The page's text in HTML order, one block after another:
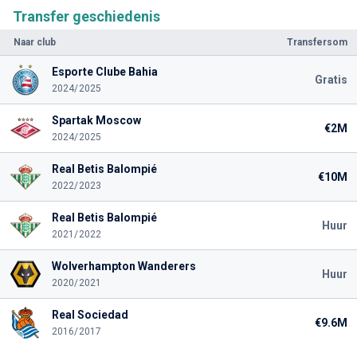
Transfer geschiedenis
Naar club Transfersom
Esporte Clube Bahia
2024/2025
Gratis
Spartak Moscow
2024/2025
€2M
Real Betis Balompié
2022/2023
€10M
Real Betis Balompié
2021/2022
Huur
Wolverhampton Wanderers
2020/2021
Huur
Real Sociedad
2016/2017
€9.6M